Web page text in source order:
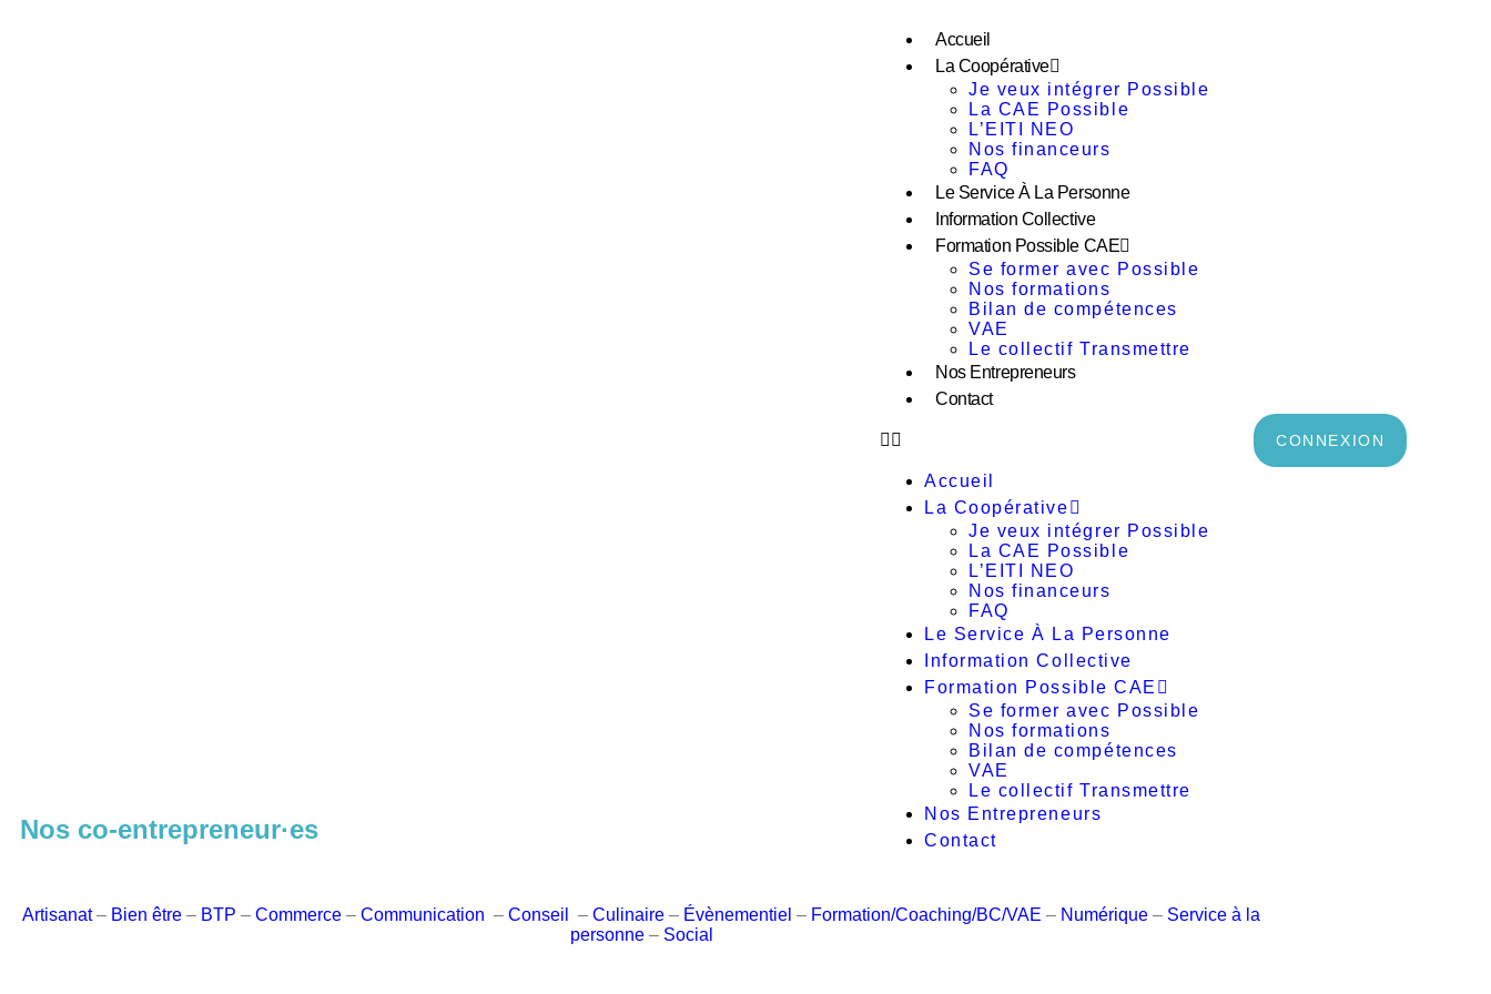
Accueil
La Coopérative
Je veux intégrer Possible
La CAE Possible
L’EITI NEO
Nos financeurs
FAQ
Le Service À La Personne
Information Collective
Formation Possible CAE
Se former avec Possible
Nos formations
Bilan de compétences
VAE
Le collectif Transmettre
Nos Entrepreneurs
Contact
Accueil
La Coopérative
Je veux intégrer Possible
La CAE Possible
L’EITI NEO
Nos financeurs
FAQ
Le Service À La Personne
Information Collective
Formation Possible CAE
Se former avec Possible
Nos formations
Bilan de compétences
VAE
Le collectif Transmettre
Nos Entrepreneurs
Contact
CONNEXION
Nos co-entrepreneur·es
Artisanat– Bien être – BTP – Commerce – Communication – Conseil – Culinaire – Évènementiel – Formation/Coaching/BC/VAE – Numérique – Service à la
personne– Social